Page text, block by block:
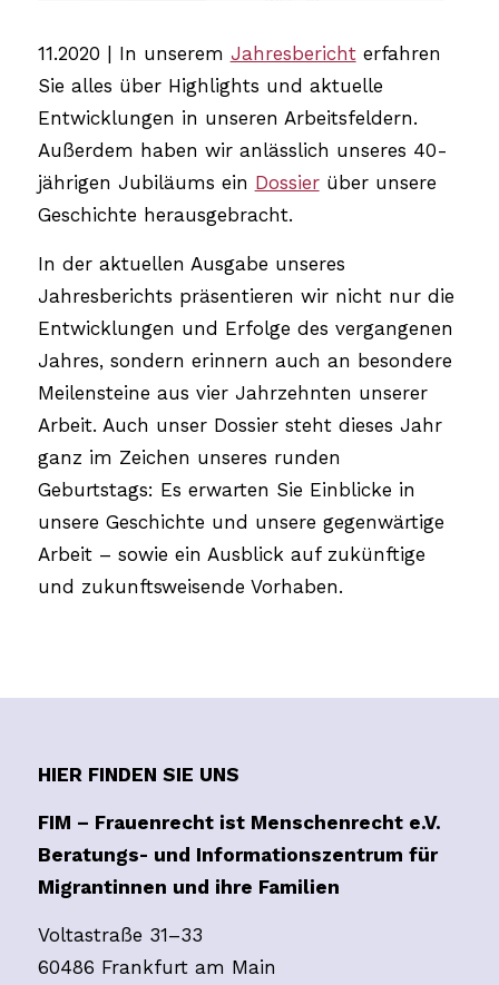
11.2020 | In unserem Jahresberichterfahren
Sie alles über Highlights und aktuelle
Entwicklungen in unseren Arbeitsfeldern.
Außerdem haben wir anlässlich unseres 40-
jährigen Jubiläums ein Dossierüber unsere
Geschichte herausgebracht.
In der aktuellen Ausgabe unseres
Jahresberichts präsentieren wir nicht nur die
Entwicklungen und Erfolge des vergangenen
Jahres, sondern erinnern auch an besondere
Meilensteine aus vier Jahrzehnten unserer
Arbeit. Auch unser Dossier steht dieses Jahr
ganz im Zeichen unseres runden
Geburtstags: Es erwarten Sie Einblicke in
unsere Geschichte und unsere gegenwärtige
Arbeit – sowie ein Ausblick auf zukünftige
und zukunftsweisende Vorhaben.
HIER FINDEN SIE UNS
FIM – Frauenrecht ist Menschenrecht e.V.
Beratungs- und Informationszentrum für
Migrantinnen und ihre Familien
Voltastraße 31–33
60486 Frankfurt am Main